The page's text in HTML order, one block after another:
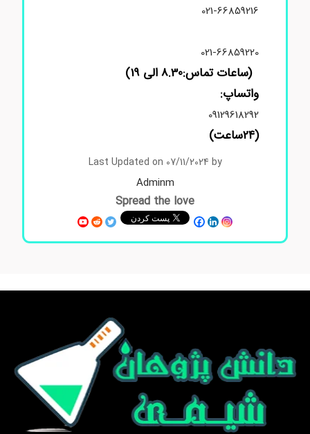
021-66859216
021-66859220
(ساعات تماس:8.30 الی 19)
واتساپ:
09129618292
Last Updated on 07/11/2024 by
Adminm
Spread the love